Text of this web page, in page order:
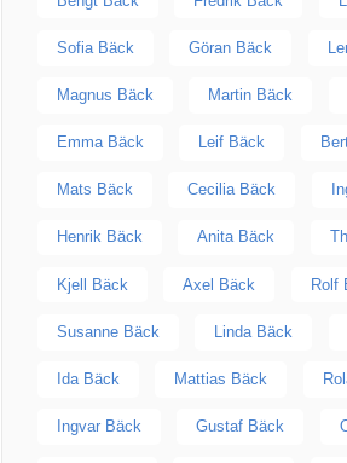
Sofia Bäck Göran Bäck
Magnus Bäck Martin Bäck
Emma Bäck Leif Bäck
Mats Bäck Cecilia Bäck
Henrik Bäck Anita Bäck
Kjell Bäck Axel Bäck Rolf
Susanne Bäck Linda Bäck
Ida Bäck Mattias Bäck
Ingvar Bäck Gustaf Bäck